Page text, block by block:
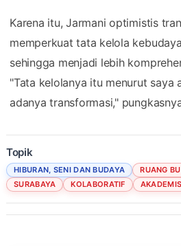
Karena itu, Jarmani optimistis
memperkuat tata kelola
sehingga menjadi lebih
"Tata kelolanya itu menurut saya
adanya transformasi,"
Topik
HIBURAN, SENI DAN BUDAYA RUANG
SURABAYA
KOLABORATIF